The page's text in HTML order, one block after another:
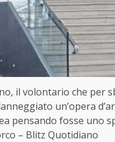
il volontario che per
un’opera
pensando fosse uno
– Blitz Quotidiano